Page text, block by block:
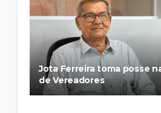
Jota Ferreira toma posse
de Vereadores